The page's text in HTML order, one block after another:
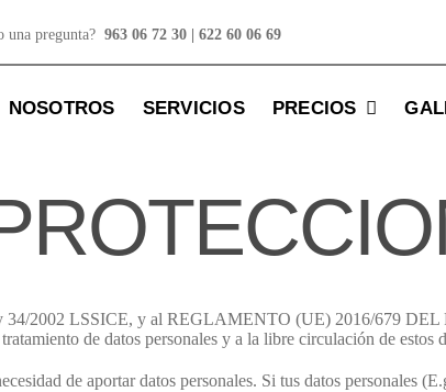
una pregunta? 963 06 72 30 | 622 60 06 69
NOSOTROS SERVICIOS PRECIOS
34/2002 LSSICE, y al REGLAMENTO (UE) 2016/679
de datos personales y a la libre circulación de estos
de aportar datos personales. Si tus datos personales